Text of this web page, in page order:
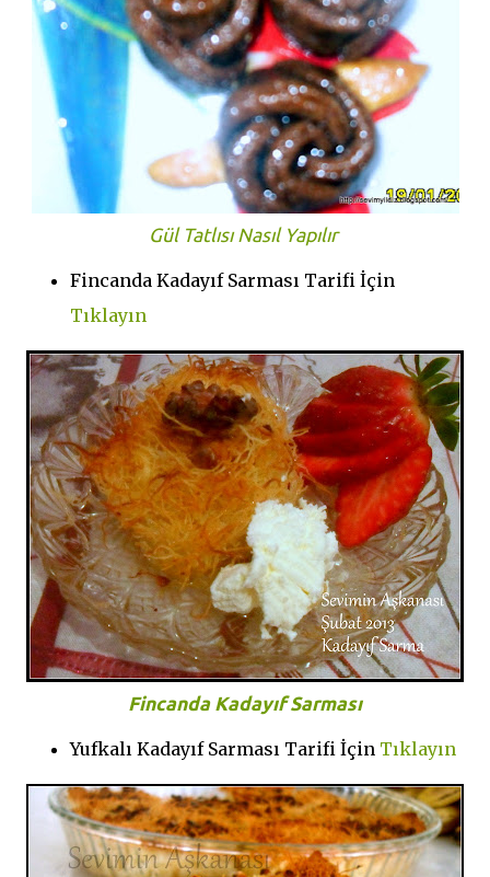
Gül Tatlısı Nasıl Yapılır
Fincanda Kadayıf Sarması Tarifi İçin
Tıklayın
Fincanda Kadayıf Sarması
Yufkalı Kadayıf Sarması Tarifi İçin Tıklayın